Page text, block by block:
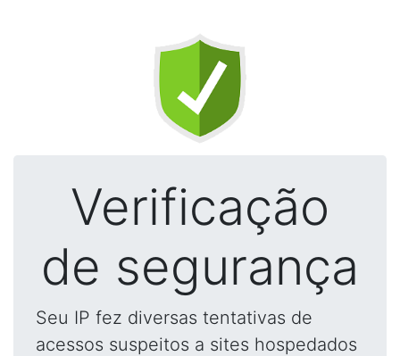
Verificação
de segurança
Seu IP fez diversas tentativas de
acessos suspeitos a sites hospedados